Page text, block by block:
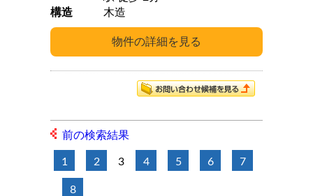
構造
木造
前の検索結果
1 2 3 4 5 6 7
8